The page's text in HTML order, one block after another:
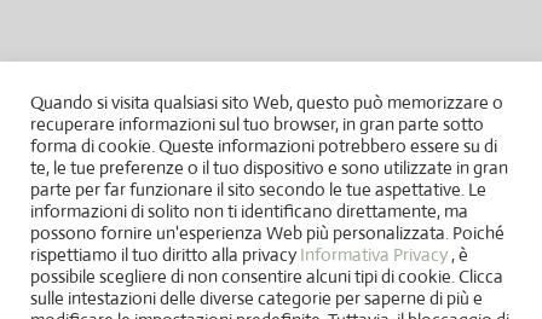
Quando si visita qualsiasi sito Web, questo può memorizzare o
recuperare informazioni sul tuo browser, in gran parte sotto
forma di cookie. Queste informazioni potrebbero essere su di
te, le tue preferenze o il tuo dispositivo e sono utilizzate in gran
parte per far funzionare il sito secondo le tue aspettative. Le
informazioni di solito non ti identificano direttamente, ma
possono fornire un'esperienza Web più personalizzata. Poiché
rispettiamo il tuo diritto alla privacyInformativa Privacy, è
possibile scegliere di non consentire alcuni tipi di cookie. Clicca
sulle intestazioni delle diverse categorie per saperne di più e